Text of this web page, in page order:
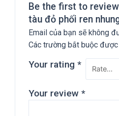
Be the first to
tàu đỏ phối ren
Email của bạn sẽ không
Các trường bắt buộc
Your rating *
Your review *